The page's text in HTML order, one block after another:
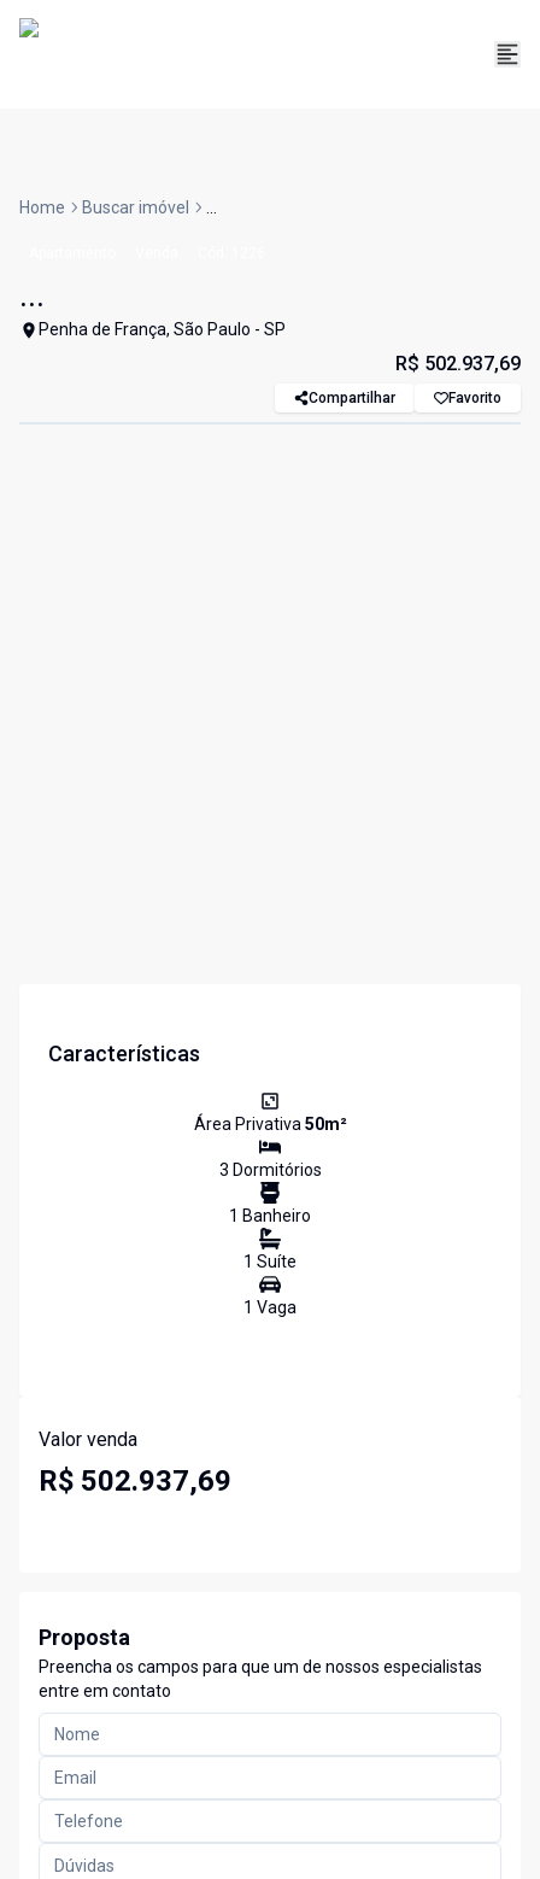
Home Buscar imóvel ...
...
Penha de França, São Paulo - SP
R$ 502.937,69
Compartilhar Favorito
Características
Área Privativa50m²
3 Dormitórios
1 Banheiro
1 Suíte
1 Vaga
Valor venda
R$ 502.937,69
Proposta
Preencha os campos para que um de nossos especialistas
entre em contato